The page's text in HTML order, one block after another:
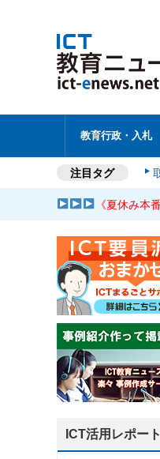
教育行政・入札
注目タグ
《夏休み本
ICT活用レポート